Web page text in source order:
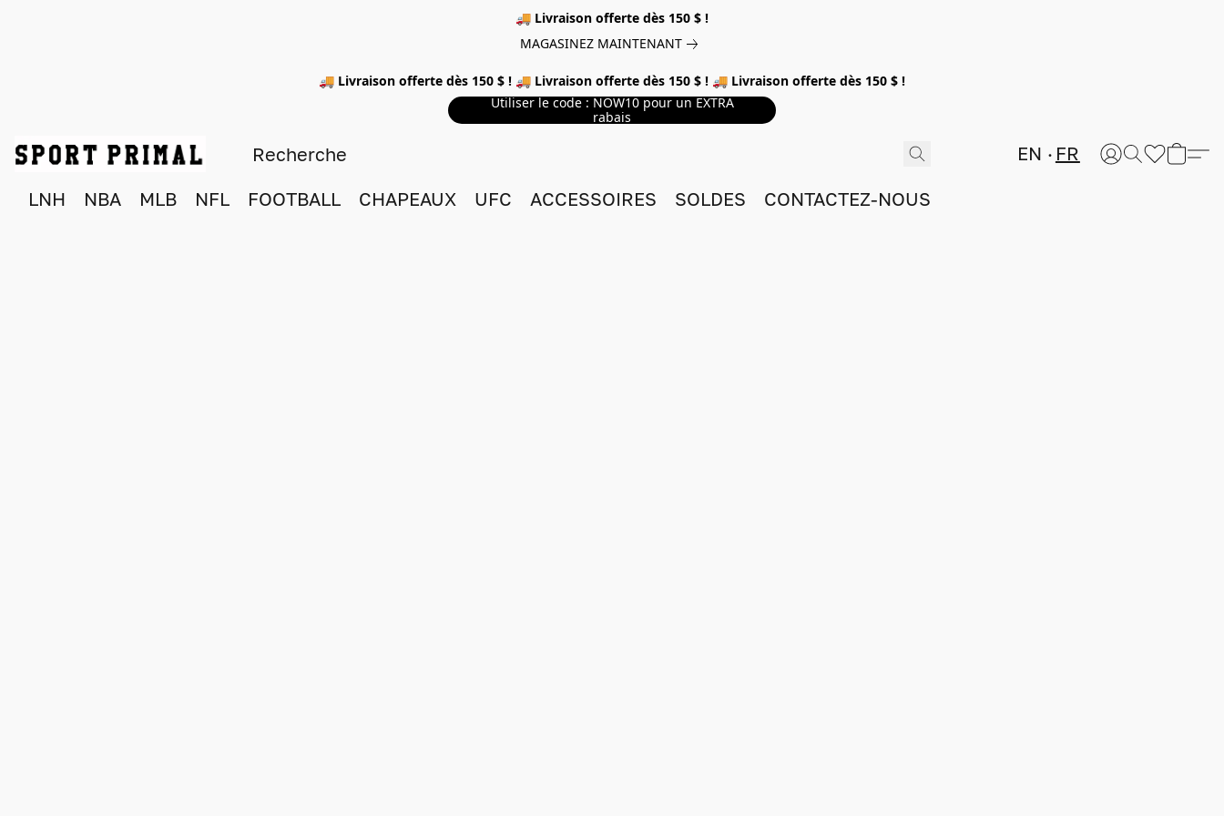
🚚 Livraison offerte dès 150 $ !
MAGASINEZ MAINTENANT
🚚 Livraison offerte dès 150 $ ! 🚚 Livraison offerte dès 150 $ ! 🚚 Livraison offerte dès 150 $ !
Utiliser le code : NOW10 pour un EXTRA
rabais
EN FR
LNH NBA MLB NFL FOOTBALL CHAPEAUX UFC ACCESSOIRES SOLDES CONTACTEZ-NOUS